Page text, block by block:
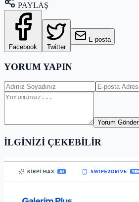
PAYLAŞ
Facebook Twitter
E-posta
YORUM YAPIN
Yorum Gönder
İLGİNİZİ ÇEKEBİLİR